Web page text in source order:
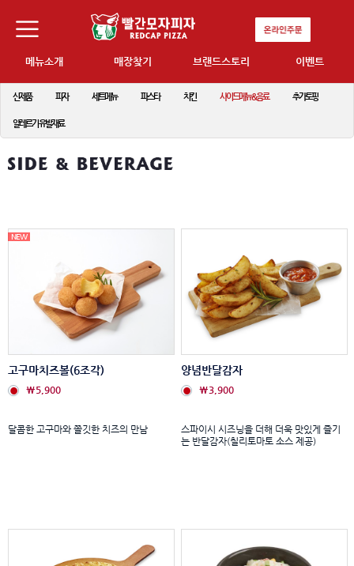
메뉴소개
신제품 피자 세트메뉴 파스타 치킨 사이드메뉴&음료 추가토핑
알레르기 유발재료
매장찾기 브랜드스토리 이벤트
고구마치즈볼(6조각)
NEW
₩5,900
달콤한 고구마와 쫄깃한 치즈의 만남
양념반달감자
₩3,900
스파이시 시즈닝을 더해 더욱 맛있게 즐기
는 반달감자(칠리토마토 소스 제공)